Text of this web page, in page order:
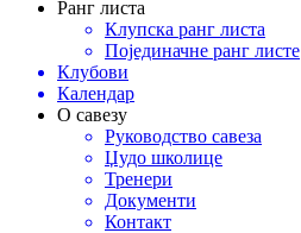
Ранг листа
Клупска ранг листа
Појединачне ранг листе
Клубови
Календар
О савезу
Руководство савеза
Џудо школице
Тренери
Документи
Контакт